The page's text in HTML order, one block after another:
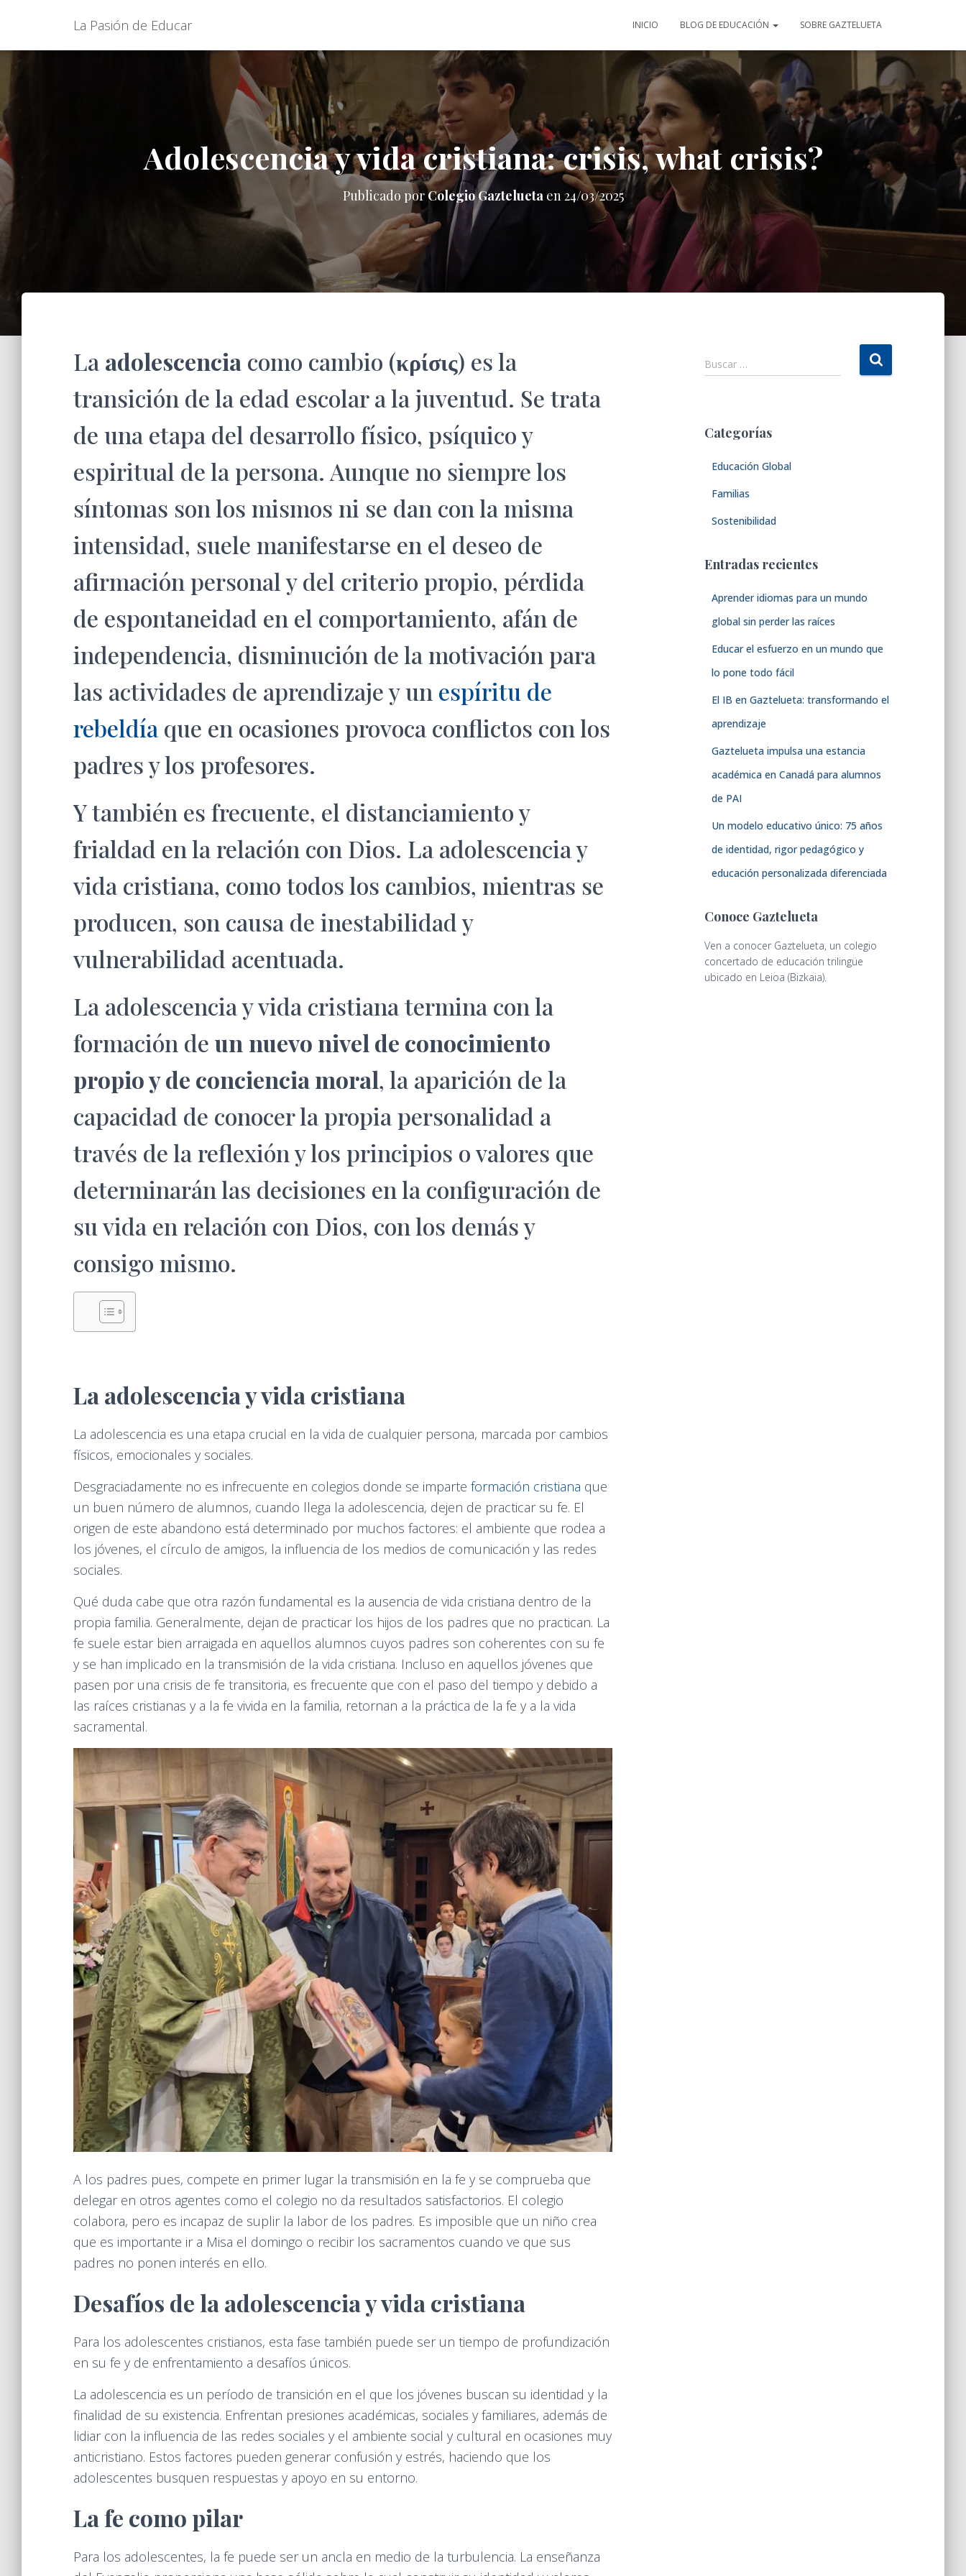
La Pasión de Educar INICIO BLOG DE EDUCACIÓN SOBRE GAZTELUETA
Adolescencia y vida cristiana: crisis, what crisis?
Publicado porColegio Gazteluetaen24/03/2025
La adolescencia como cambio (κρίσις) es la
transición de la edad escolar a la juventud. Se trata
de una etapa del desarrollo físico, psíquico y
espiritual de la persona. Aunque no siempre los
síntomas son los mismos ni se dan con la misma
intensidad, suele manifestarse en el deseo de
afirmación personal y del criterio propio, pérdida
de espontaneidad en el comportamiento, afán de
independencia, disminución de la motivación para
las actividades de aprendizaje y un espíritu de
rebeldíaque en ocasiones provoca conflictos con los
padres y los profesores.
Y también es frecuente, el distanciamiento y
frialdad en la relación con Dios. La adolescencia y
vida cristiana, como todos los cambios, mientras se
producen, son causa de inestabilidad y
vulnerabilidad acentuada.
La adolescencia y vida cristiana termina con la
formación de un nuevo nivel de conocimiento
propio y de conciencia moral, la aparición de la
capacidad de conocer la propia personalidad a
través de la reflexión y los principios o valores que
determinarán las decisiones en la configuración de
su vida en relación con Dios, con los demás y
consigo mismo.
La adolescencia y vida cristiana
La adolescencia es una etapa crucial en la vida de cualquier persona, marcada por cambios
físicos, emocionales y sociales.
Desgraciadamente no es infrecuente en colegios donde se imparte formación cristiana que
un buen número de alumnos, cuando llega la adolescencia, dejen de practicar su fe. El
origen de este abandono está determinado por muchos factores: el ambiente que rodea a
los jóvenes, el círculo de amigos, la influencia de los medios de comunicación y las redes
sociales.
Qué duda cabe que otra razón fundamental es la ausencia de vida cristiana dentro de la
propia familia. Generalmente, dejan de practicar los hijos de los padres que no practican. La
fe suele estar bien arraigada en aquellos alumnos cuyos padres son coherentes con su fe
y se han implicado en la transmisión de la vida cristiana. Incluso en aquellos jóvenes que
pasen por una crisis de fe transitoria, es frecuente que con el paso del tiempo y debido a
las raíces cristianas y a la fe vivida en la familia, retornan a la práctica de la fe y a la vida
sacramental.
A los padres pues, compete en primer lugar la transmisión en la fe y se comprueba que
delegar en otros agentes como el colegio no da resultados satisfactorios. El colegio
colabora, pero es incapaz de suplir la labor de los padres. Es imposible que un niño crea
que es importante ir a Misa el domingo o recibir los sacramentos cuando ve que sus
padres no ponen interés en ello.
Desafíos de la adolescencia y vida cristiana
Para los adolescentes cristianos, esta fase también puede ser un tiempo de profundización
en su fe y de enfrentamiento a desafíos únicos.
La adolescencia es un período de transición en el que los jóvenes buscan su identidad y la
finalidad de su existencia. Enfrentan presiones académicas, sociales y familiares, además de
lidiar con la influencia de las redes sociales y el ambiente social y cultural en ocasiones muy
anticristiano. Estos factores pueden generar confusión y estrés, haciendo que los
adolescentes busquen respuestas y apoyo en su entorno.
La fe como pilar
Para los adolescentes, la fe puede ser un ancla en medio de la turbulencia. La enseñanza
B
u
r
Buscar …
Categorías
Educación Global
Familias
Sostenibilidad
Entradas recientes
Aprender idiomas para un mundo
global sin perder las raíces
Educar el esfuerzo en un mundo que
lo pone todo fácil
El IB en Gaztelueta: transformando el
aprendizaje
Gaztelueta impulsa una estancia
académica en Canadá para alumnos
de PAI
Un modelo educativo único: 75 años
de identidad, rigor pedagógico y
educación personalizada diferenciada
Conoce Gaztelueta
Ven a conocer Gaztelueta, un colegio
concertado de educación trilingüe
ubicado en Leioa (Bizkaia).